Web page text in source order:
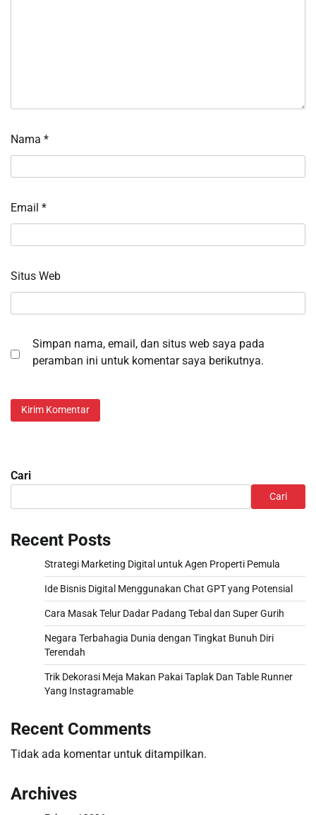
Nama *
Email *
Situs Web
Simpan nama, email, dan situs web saya pada
peramban ini untuk komentar saya berikutnya.
Cari
Cari
Recent Posts
Strategi Marketing Digital untuk Agen Properti Pemula
Ide Bisnis Digital Menggunakan Chat GPT yang Potensial
Cara Masak Telur Dadar Padang Tebal dan Super Gurih
Negara Terbahagia Dunia dengan Tingkat Bunuh Diri
Terendah
Trik Dekorasi Meja Makan Pakai Taplak Dan Table Runner
Yang Instagramable
Recent Comments
Tidak ada komentar untuk ditampilkan.
Archives